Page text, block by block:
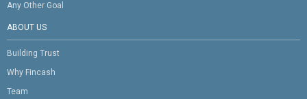
Any Other Goal
ABOUT US
Building Trust
Why Fincash
Team